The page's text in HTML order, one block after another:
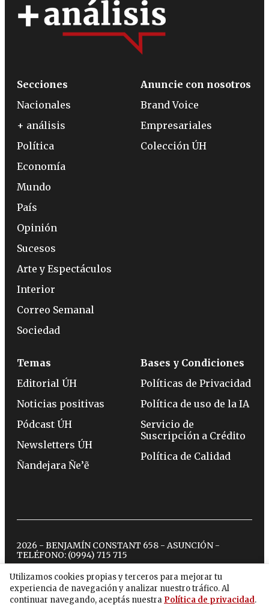
Utilizamos cookies propias y terceros para mejorar tu
experiencia de navegación y analizar nuestro tráfico. Al
continuar navegando, aceptás nuestra Política de privacidad.
Secciones
Nacionales
+ análisis
Política
Economía
Mundo
País
Opinión
Sucesos
Arte y Espectáculos
Interior
Correo Semanal
Sociedad
Anuncie con nosotros
Brand Voice
Empresariales
Colección ÚH
Temas
Editorial ÚH
Noticias positivas
Pódcast ÚH
Newsletters ÚH
Ñandejara Ñe’ẽ
Bases y Condiciones
Políticas de Privacidad
Política de uso de la IA
Servicio de
Suscripción a Crédito
Política de Calidad
2026 - BENJAMÍN CONSTANT 658 - ASUNCIÓN -
TELÉFONO: (0994) 715 715
twitterinstagram
facebook
tiktokyoutubespotify